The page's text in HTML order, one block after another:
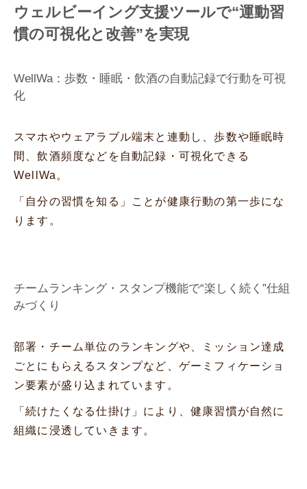
ウェルビーイング支援ツールで“運動習
慣の可視化と改善”を実現
WellWa：歩数・睡眠・飲酒の自動記録で行動を可視
化
スマホやウェアラブル端末と連動し、歩数や睡眠時
間、飲酒頻度などを自動記録・可視化できる
WellWa。
「自分の習慣を知る」ことが健康行動の第一歩にな
ります。
チームランキング・スタンプ機能で“楽しく続く”仕組
みづくり
部署・チーム単位のランキングや、ミッション達成
ごとにもらえるスタンプなど、ゲーミフィケーショ
ン要素が盛り込まれています。
「続けたくなる仕掛け」により、健康習慣が自然に
組織に浸透していきます。